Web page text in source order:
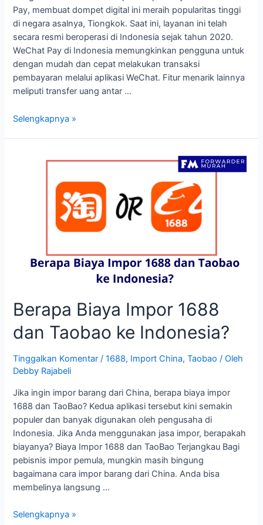
Pay, membuat dompet digital ini meraih popularitas tinggi
di negara asalnya, Tiongkok. Saat ini, layanan ini telah
secara resmi beroperasi di Indonesia sejak tahun 2020.
WeChat Pay di Indonesia memungkinkan pengguna untuk
dengan mudah dan cepat melakukan transaksi
pembayaran melalui aplikasi WeChat. Fitur menarik lainnya
meliputi transfer uang antar …
Proses
Selengkapnya »
Berapa Biaya Impor 1688
dan Taobao ke Indonesia?
Tinggalkan Komentar /1688, Import China,Taobao / Oleh
Debby Rajabeli
Jika ingin impor barang dari China, berapa biaya impor
1688 dan TaoBao? Kedua aplikasi tersebut kini semakin
populer dan banyak digunakan oleh pengusaha di
Indonesia. Jika Anda menggunakan jasa impor, berapakah
biayanya? Biaya Impor 1688 dan TaoBao Terjangkau Bagi
pebisnis impor pemula, mungkin masih bingung
bagaimana cara impor barang dari China. Anda bisa
membelinya langsung …
Berapa
Selengkapnya »